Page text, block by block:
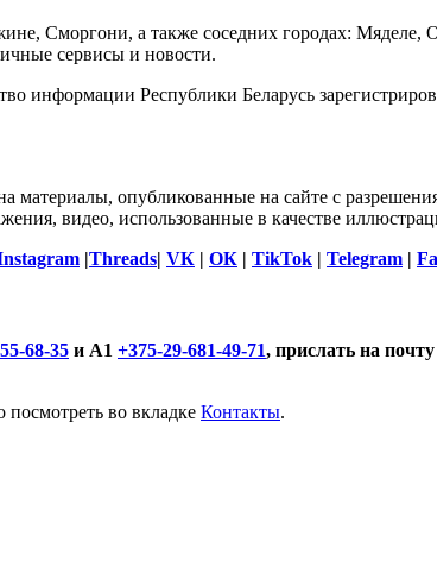
Сморгони, а также соседних городах:
сервисы и новости.
информации Республики Беларусь
материалы, опубликованные на сайте с
видео, использованные в качестве
|Threads| VК | ОК | TikTok | Telegram |
68-35 и А1 +375-29-681-49-71, прислать на почту
во вкладке Контакты.